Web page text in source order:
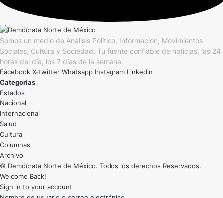
Somos un medio de Análisis Político, Información, Movimientos
Sociales, Cultura y Sociedad. Tu fuente confiable de noticias, las 24
horas del día, los 7 días de la semana.
Facebook X-twitter Whatsapp Instagram Linkedin
Categorías
Estados
Nacional
Internacional
Salud
Cultura
Archivo
© Demócrata Norte de México. Todos los derechos Reservados.
Welcome Back!
Sign in to your account